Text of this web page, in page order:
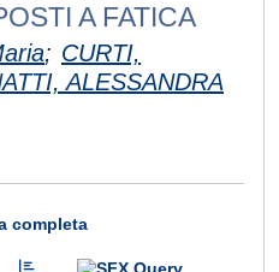
A FATICA
; CURTI,
ALESSANDRA
completa